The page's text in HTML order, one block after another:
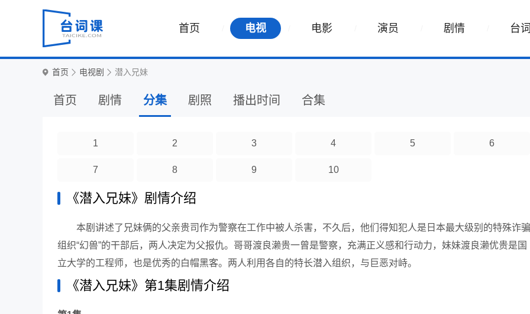
首页 电视 电影 演员 剧情 台
首页 电视剧 潜入兄妹
首页 剧情 分集 剧照 播出时间 合集
1 2 3 4 5 6
7 8 9 10
《潜入兄妹》剧情介绍
本剧讲述了兄妹俩的父亲贵司作为警察在工作中被人杀害，不久后，他们得知犯人是日本最大级别的特殊诈骗
组织“幻兽”的干部后，两人决定为父报仇。哥哥渡良濑贵一曾是警察，充满正义感和行动力，妹妹渡良濑优贵是国
立大学的工程师，也是优秀的白帽黑客。两人利用各自的特长潜入组织，与巨恶对峙。
《潜入兄妹》第1集剧情介绍